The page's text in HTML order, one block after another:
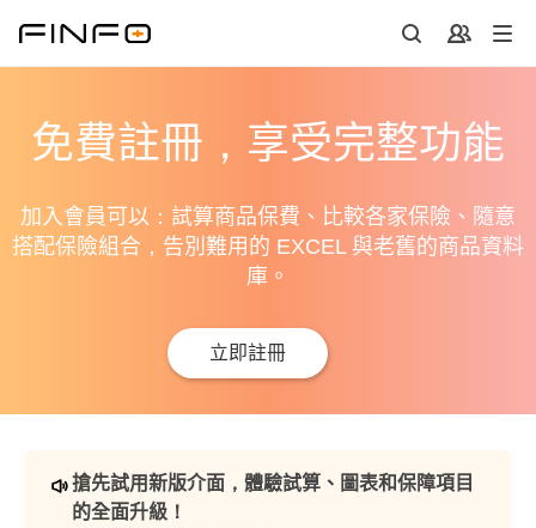
免費註冊，享受完整功能
加入會員可以：試算商品保費、比較各家保險、隨意
搭配保險組合，告別難用的 EXCEL 與老舊的商品資料
庫。
立即註冊
搶先試用新版介面，體驗試算、圖表和保障項目
的全面升級！